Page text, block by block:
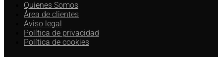
Quienes Somos
Área de clientes
Aviso legal
Política de privacidad
Política de cookies